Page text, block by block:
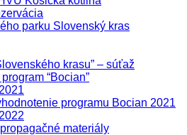
parku Slovenský kras
krasu” – súťaž
“Bocian”
programu Bocian 2021
materiály